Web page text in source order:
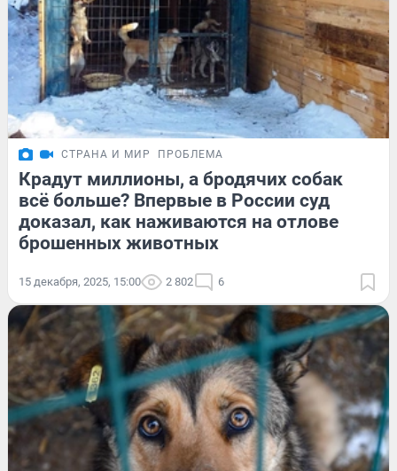
СТРАНА И МИР ПРОБЛЕМА
Крадут миллионы, а бродячих собак
всё больше? Впервые в России суд
доказал, как наживаются на отлове
брошенных животных
15 декабря, 2025, 15:00 2 802 6